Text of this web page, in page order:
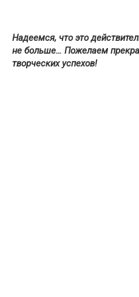
Надеемся, что это
не больше… Пожелаем
творческих успехов!